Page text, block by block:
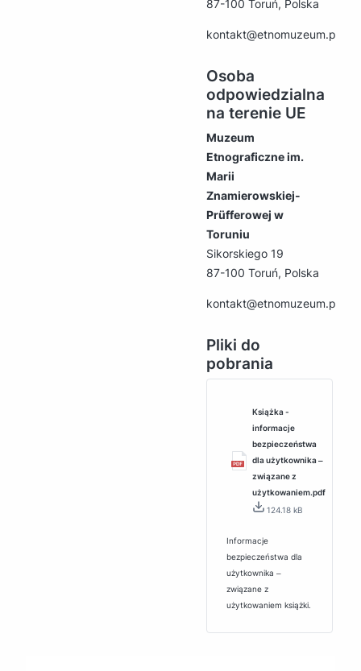
87-100 Toruń, Polska
kontakt@etnomuzeum.pl
Osoba
odpowiedzialna
na terenie UE
Muzeum
Etnograficzne im.
Marii
Znamierowskiej-
Prüfferowej w
Toruniu
Sikorskiego 19
87-100 Toruń, Polska
kontakt@etnomuzeum.pl
Pliki do
pobrania
Książka -
informacje
bezpieczeństwa
dla użytkownika ‒
związane z
użytkowaniem.pdf
124.18 kB
Informacje
bezpieczeństwa dla
użytkownika ‒
związane z
użytkowaniem książki.